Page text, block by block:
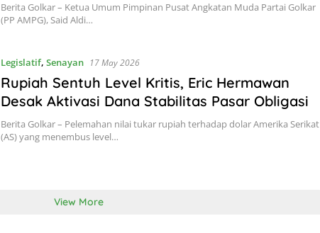
Berita Golkar – Ketua Umum Pimpinan Pusat Angkatan Muda Partai Golkar
(PP AMPG), Said Aldi…
Legislatif,Senayan 17 May 2026
Rupiah Sentuh Level Kritis, Eric Hermawan
Desak Aktivasi Dana Stabilitas Pasar Obligasi
Berita Golkar – Pelemahan nilai tukar rupiah terhadap dolar Amerika Serikat
(AS) yang menembus level…
View More